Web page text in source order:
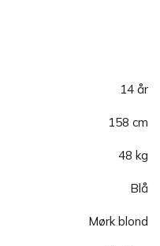
14 år
158 cm
48 kg
Blå
Mørk blond